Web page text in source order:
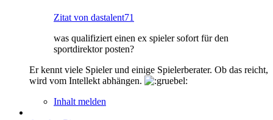
Zitat von dastalent71
was qualifiziert einen ex spieler sofort für den
sportdirektor posten?
Er kennt viele Spieler und einige Spielerberater. Ob das reicht,
wird vom Intellekt abhängen.
Inhalt melden